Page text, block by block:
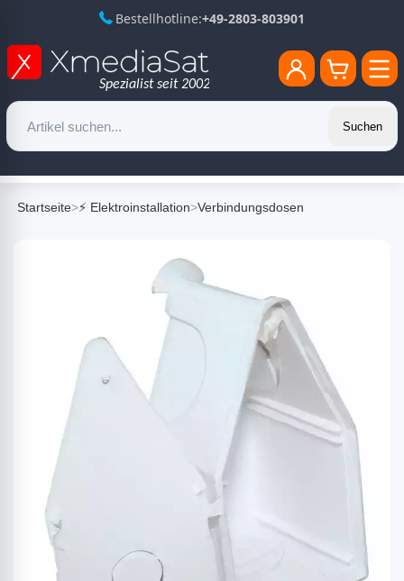
Bestellhotline:+49-2803-803901
Suchen
Startseite>⚡ Elektroinstallation>Verbindungsdosen